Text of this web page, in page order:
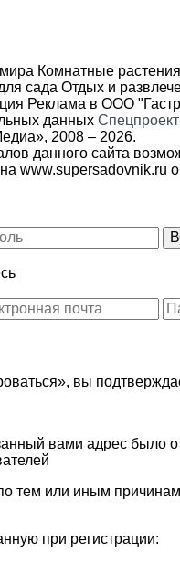
Комнатные растения
сада Отдых и
Реклама в ООО
данных
2008 – 2026.
данного сайта
www.supersadovnik.ru
вы
вами адрес было
тем или иным
при регистрации: